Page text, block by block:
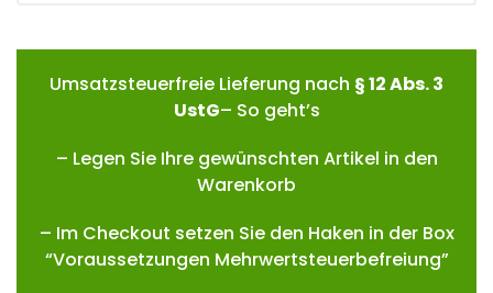
Umsatzsteuerfreie Lieferung nach § 12 Abs. 3
UstG– So geht’s
– Legen Sie Ihre gewünschten Artikel in den
Warenkorb
– Im Checkout setzen Sie den Haken in der Box
“Voraussetzungen Mehrwertsteuerbefreiung”